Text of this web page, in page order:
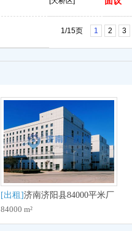
1/15页 1 2 3
[出租]济南济阳县84000平米厂
房出租 配套齐全 可分租 政府
84000 m²